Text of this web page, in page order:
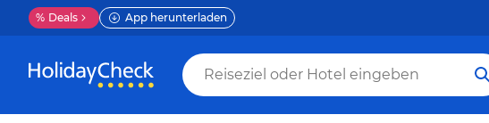
% Deals App herunterladen